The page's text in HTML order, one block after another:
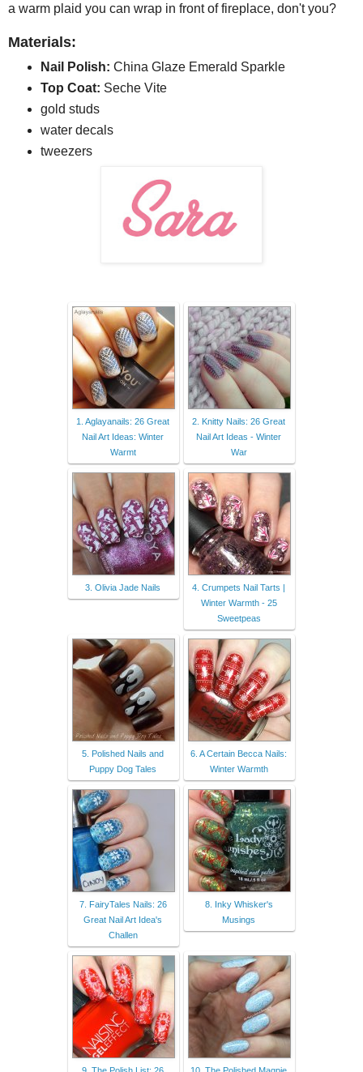
a warm plaid you can wrap in front of fireplace, don't you?
Materials:
Nail Polish: China Glaze Emerald Sparkle
Top Coat: Seche Vite
gold studs
water decals
tweezers
1. Aglayanails: 26 Great
Nail Art Ideas: Winter
Warmt
2. Knitty Nails: 26 Great
Nail Art Ideas - Winter
War
3. Olivia Jade Nails
4. Crumpets Nail Tarts |
Winter Warmth - 25
Sweetpeas
5. Polished Nails and
Puppy Dog Tales
6. A Certain Becca Nails:
Winter Warmth
7. FairyTales Nails: 26
Great Nail Art Idea's
Challen
8. Inky Whisker's
Musings